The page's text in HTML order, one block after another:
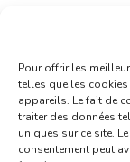
Pour offrir les
telles que les
appareils. Le fait de
traiter des données
uniques sur ce site.
consentement peut
au droit
et à